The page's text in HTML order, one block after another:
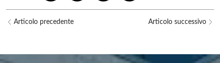
Articolo precedente Articolo successivo